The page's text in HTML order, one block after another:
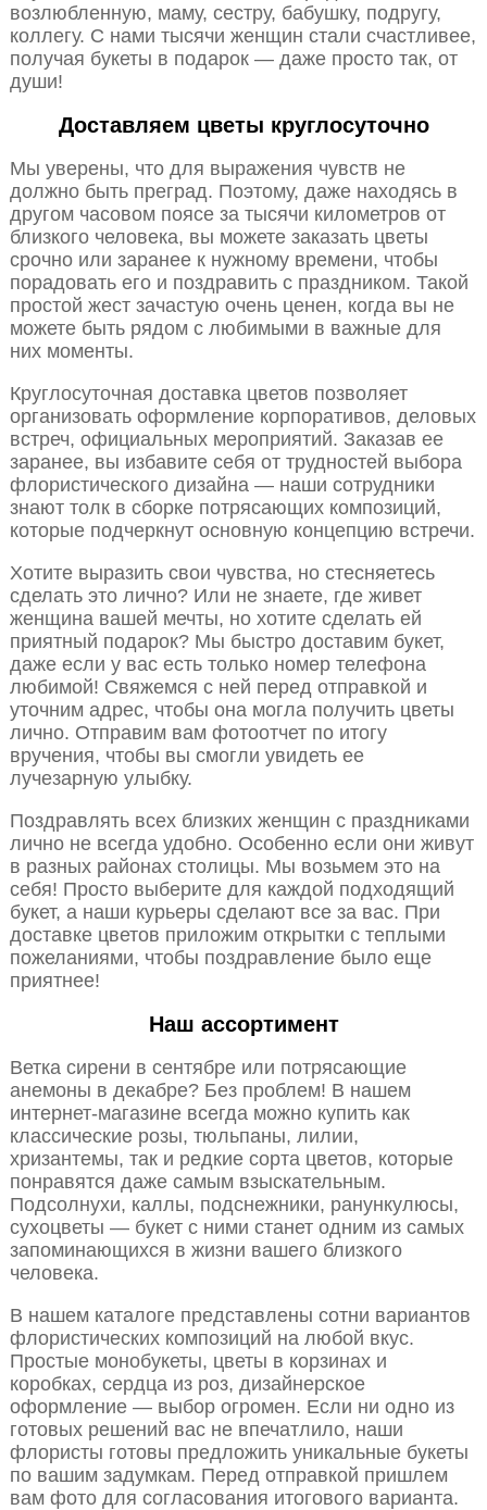
возлюбленную, маму, сестру, бабушку, подругу,
коллегу. С нами тысячи женщин стали счастливее,
получая букеты в подарок — даже просто так, от
души!
Доставляем цветы круглосуточно
Мы уверены, что для выражения чувств не
должно быть преград. Поэтому, даже находясь в
другом часовом поясе за тысячи километров от
близкого человека, вы можете заказать цветы
срочно или заранее к нужному времени, чтобы
порадовать его и поздравить с праздником. Такой
простой жест зачастую очень ценен, когда вы не
можете быть рядом с любимыми в важные для
них моменты.
Круглосуточная доставка цветов позволяет
организовать оформление корпоративов, деловых
встреч, официальных мероприятий. Заказав ее
заранее, вы избавите себя от трудностей выбора
флористического дизайна — наши сотрудники
знают толк в сборке потрясающих композиций,
которые подчеркнут основную концепцию встречи.
Хотите выразить свои чувства, но стесняетесь
сделать это лично? Или не знаете, где живет
женщина вашей мечты, но хотите сделать ей
приятный подарок? Мы быстро доставим букет,
даже если у вас есть только номер телефона
любимой! Свяжемся с ней перед отправкой и
уточним адрес, чтобы она могла получить цветы
лично. Отправим вам фотоотчет по итогу
вручения, чтобы вы смогли увидеть ее
лучезарную улыбку.
Поздравлять всех близких женщин с праздниками
лично не всегда удобно. Особенно если они живут
в разных районах столицы. Мы возьмем это на
себя! Просто выберите для каждой подходящий
букет, а наши курьеры сделают все за вас. При
доставке цветов приложим открытки с теплыми
пожеланиями, чтобы поздравление было еще
приятнее!
Наш ассортимент
Ветка сирени в сентябре или потрясающие
анемоны в декабре? Без проблем! В нашем
интернет-магазине всегда можно купить как
классические розы, тюльпаны, лилии,
хризантемы, так и редкие сорта цветов, которые
понравятся даже самым взыскательным.
Подсолнухи, каллы, подснежники, ранункулюсы,
сухоцветы — букет с ними станет одним из самых
запоминающихся в жизни вашего близкого
человека.
В нашем каталоге представлены сотни вариантов
флористических композиций на любой вкус.
Простые монобукеты, цветы в корзинах и
коробках, сердца из роз, дизайнерское
оформление — выбор огромен. Если ни одно из
готовых решений вас не впечатлило, наши
флористы готовы предложить уникальные букеты
по вашим задумкам. Перед отправкой пришлем
вам фото для согласования итогового варианта.